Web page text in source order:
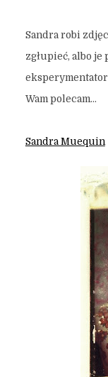
Sandra robi
zgłupieć, albo je
Wam polecam…
Sandra Muequin